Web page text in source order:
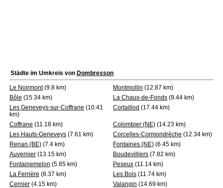
Städte im Umkreis von Dombresson
Le Noirmont(9.8 km) Montmollin (12.87 km)
Bôle (15.34 km) La Chaux-de-Fonds (9.44 km)
Les Geneveys-sur-Coffrane (10.41
km)
Cortaillod (17.44 km)
Coffrane (11.18 km) Colombier (NE) (14.23 km)
Les Hauts-Geneveys (7.61 km) Corcelles-Cormondrèche (12.34 km)
Renan (BE) (7.4 km) Fontaines (NE) (6.45 km)
Auvernier (13.15 km) Boudevilliers (7.82 km)
Fontainemelon (5.85 km) Peseux (11.14 km)
La Ferrière (8.37 km) Les Bois (11.74 km)
Cernier (4.15 km) Valangin (14.69 km)